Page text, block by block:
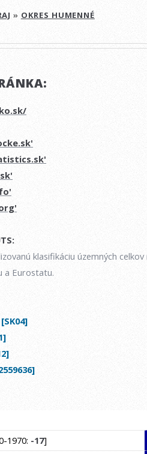
» OKRES HUMENNÉ
klasifikáciu územných celkov
a Eurostatu.
1970: -17]